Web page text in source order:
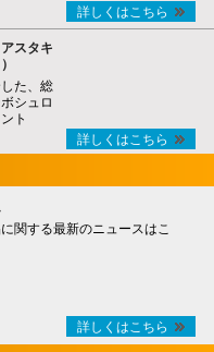
詳しくはこちら
スタキ
た、総
シュロ
ト
詳しくはこちら
関する最新のニュースはこ
詳しくはこちら